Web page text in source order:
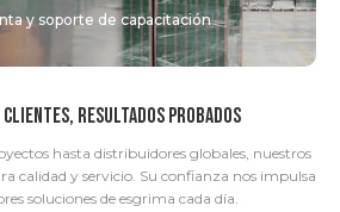
y soporte de capacitación
CLIENTES, RESULTADOS PROBADOS
hasta distribuidores globales, nuestros
calidad y servicio. Su confianza nos impulsa
soluciones de esgrima cada día.